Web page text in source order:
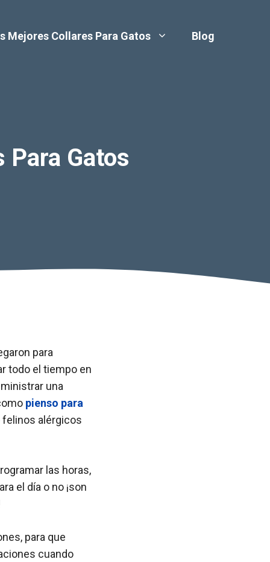
Mejores Collares Para Gatos Blog
Gatos
para
todo el tiempo en
una
pienso para
felinos alérgicos
las horas,
el día o no ¡son
para que
cuando